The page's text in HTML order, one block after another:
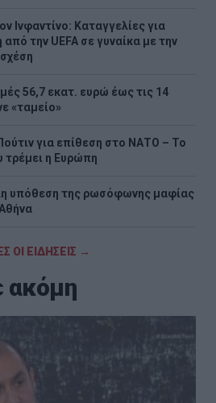
Ινφαντίνο: Καταγγελίες για
την UEFA σε γυναίκα με την
56,7 εκατ. ευρώ έως τις 14
«ταμείο»
για επίθεση στο ΝΑΤΟ – Το
τρέμει η Ευρώπη
υπόθεση της ρωσόφωνης μαφίας
ΟΙ ΕΙΔΗΣΕΙΣ →
ακόμη